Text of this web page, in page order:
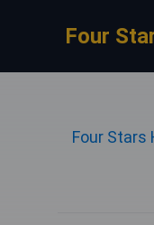
Four
Four Stars